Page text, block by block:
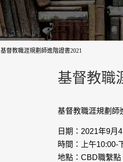
基督教職涯規劃師進階證書2021
基督教職
基督教職涯規劃師
日期：2021年9月
時間：上午10:00-
地點：CBD職繫點